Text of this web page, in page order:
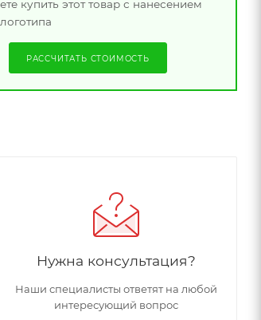
купить этот товар с нанесением
РАССЧИТАТЬ СТОИМОСТЬ
Нужна консультация?
Наши специалисты ответят на любой
интересующий вопрос